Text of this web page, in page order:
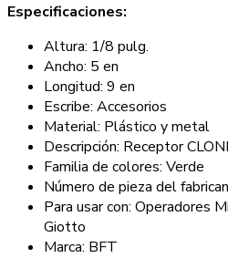
Especificaciones:
Altura: 1/8 pulg.
Ancho: 5 en
Longitud: 9 en
Escribe: Accesorios
Material: Plástico y metal
Descripción: Receptor
Familia de colores: Verde
Número de pieza del
Para usar con: Operadores
Giotto
Marca: BFT